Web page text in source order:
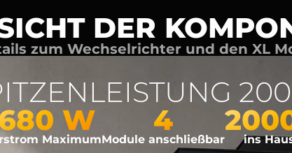
DER
zum Wechselrichter und den XL
W
Maximum
4
Module anschließbar ins